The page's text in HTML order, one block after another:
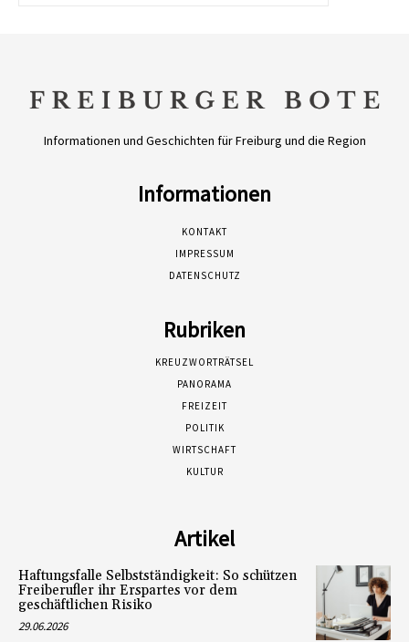
Informationen und Geschichten für Freiburg und die Region
Informationen
KONTAKT
IMPRESSUM
DATENSCHUTZ
Rubriken
KREUZWORTRÄTSEL
PANORAMA
FREIZEIT
POLITIK
WIRTSCHAFT
KULTUR
Artikel
Haftungsfalle Selbstständigkeit: So schützen
Freiberufler ihr Erspartes vor dem
geschäftlichen Risiko
29.06.2026